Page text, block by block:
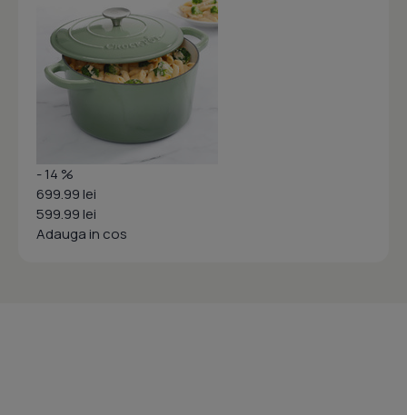
- 14 %
699.99 lei
599.99 lei
Adauga in cos